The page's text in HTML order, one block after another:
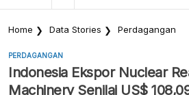
Home Data Stories Perdagangan
PERDAGANGAN
Indonesia Ekspor Nuclear
Machinery Senilai US$